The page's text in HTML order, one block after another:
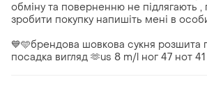
обміну та поверненню не підлягають
зробити покупку напишіть мені в
💙🩵брендова шовкова сукня розшита
посадка вигляд 🫶us 8 m/l ног 47 нот